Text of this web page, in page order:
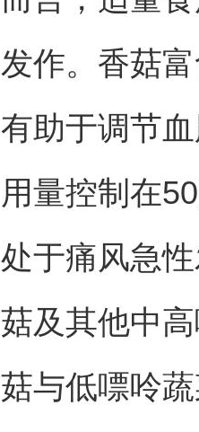
发作。香菇
有助于调节
用量控制在
处于痛风急
菇及其他中
菇与低嘌呤